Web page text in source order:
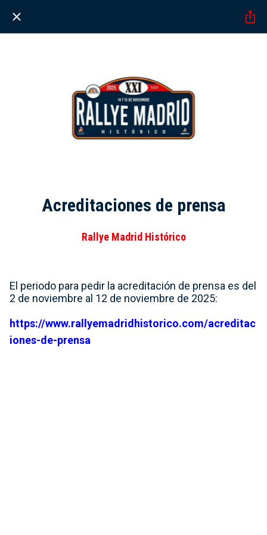
Acreditaciones de prensa
Rallye Madrid Histórico
El periodo para pedir la acreditación de prensa es del
2 de noviembre al 12 de noviembre de 2025:
https://www.rallyemadridhistorico.com/acreditac
iones-de-prensa